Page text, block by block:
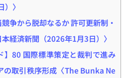
〉
争から脱却なるか 許可更新制・
経済新聞（2026年1月3日）〉
】80 国際標準策定と裁判で進み
の取引秩序形成〈The Bunka Ne